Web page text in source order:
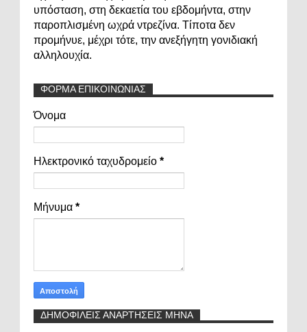
υπόσταση, στη δεκαετία του εβδομήντα, στην
παροπλισμένη ωχρά ντρεζίνα. Τίποτα δεν
προμήνυε, μέχρι τότε, την ανεξήγητη γονιδιακή
αλληλουχία.
ΦΟΡΜΑ ΕΠΙΚΟΙΝΩΝΙΑΣ
Όνομα
Ηλεκτρονικό ταχυδρομείο *
Μήνυμα *
ΔΗΜΟΦΙΛΕΙΣ ΑΝΑΡΤΗΣΕΙΣ ΜΗΝΑ